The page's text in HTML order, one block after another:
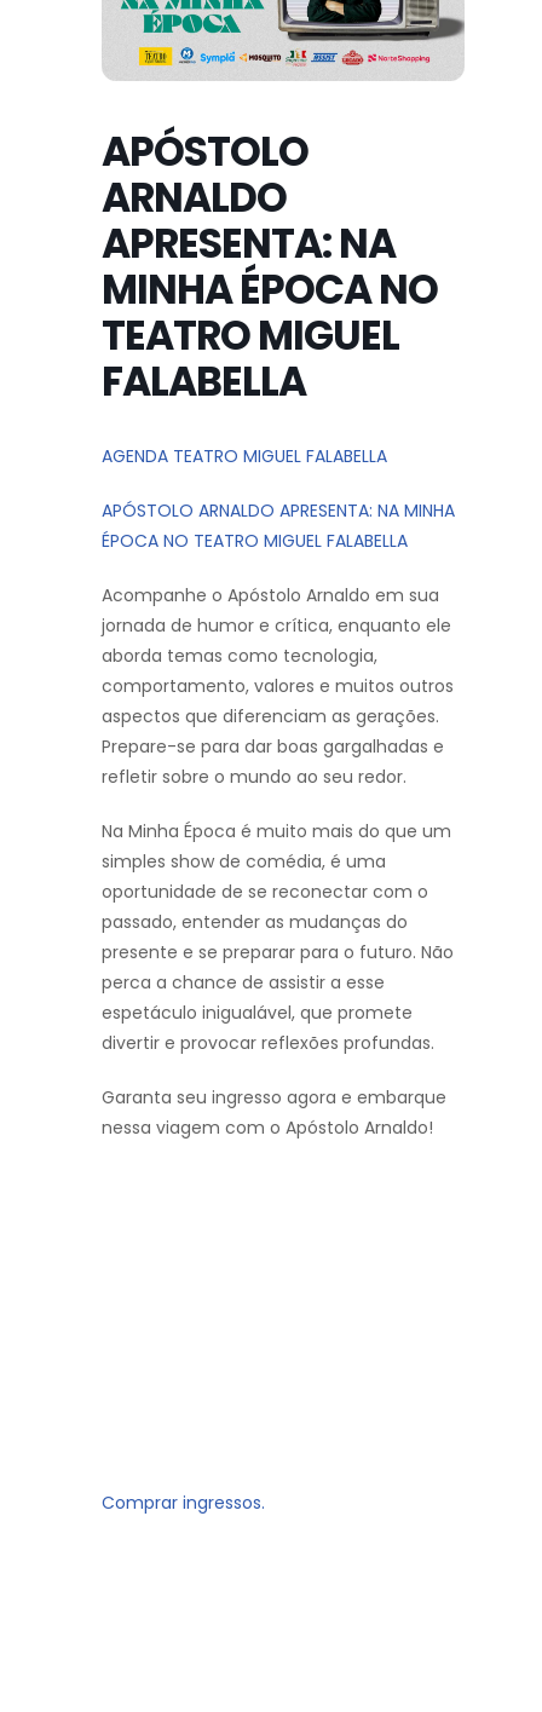
APÓSTOLO
ARNALDO
APRESENTA: NA
MINHA ÉPOCA NO
TEATRO MIGUEL
FALABELLA
AGENDA TEATRO MIGUEL FALABELLA
APÓSTOLO ARNALDO APRESENTA: NA MINHA
ÉPOCA NO TEATRO MIGUEL FALABELLA
Acompanhe o Apóstolo Arnaldo em sua
jornada de humor e crítica, enquanto ele
aborda temas como tecnologia,
comportamento, valores e muitos outros
aspectos que diferenciam as gerações.
Prepare-se para dar boas gargalhadas e
refletir sobre o mundo ao seu redor.
Na Minha Época é muito mais do que um
simples show de comédia, é uma
oportunidade de se reconectar com o
passado, entender as mudanças do
presente e se preparar para o futuro. Não
perca a chance de assistir a esse
espetáculo inigualável, que promete
divertir e provocar reflexões profundas.
Garanta seu ingresso agora e embarque
nessa viagem com o Apóstolo Arnaldo!
Comprar ingressos.